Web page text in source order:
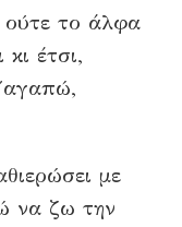
ούτε το άλφα
έτσι,
με
να ζω την